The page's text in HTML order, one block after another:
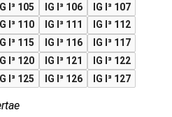
IG I³ 105 IG I³ 106
IG I³ 107
IG I³ 110 IG I³ 111
IG I³ 112
IG I³ 115 IG I³ 116
IG I³ 117
IG I³ 120 IG I³ 121
IG I³ 122
IG I³ 125 IG I³ 126 IG I³ 127